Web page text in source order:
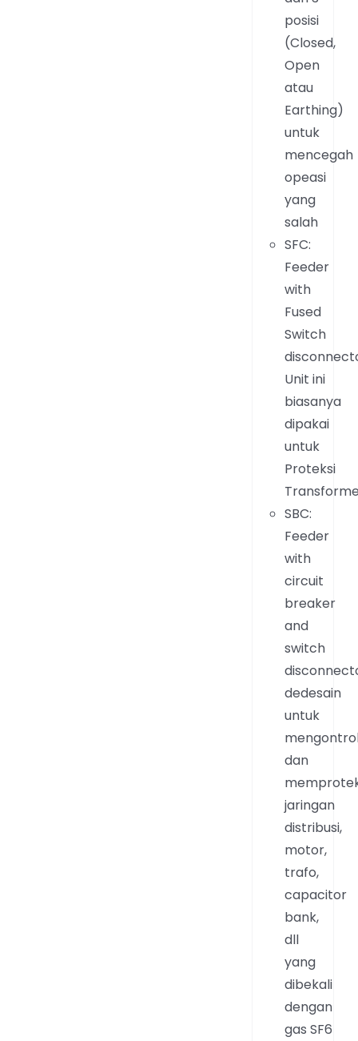
posisi
(Closed,
Open
atau
Earthing)
untuk
mencegah
opeasi
yang
salah
SFC:
Feeder
with
Fused
Switch
Unit ini
biasanya
dipakai
untuk
Proteksi
SBC:
Feeder
with
circuit
breaker
and
switch
dedesain
untuk
dan
jaringan
distribusi,
motor,
trafo,
capacitor
bank,
dll
yang
dibekali
dengan
gas SF6